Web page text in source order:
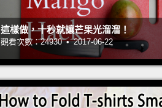
這樣做，十秒就讓芒果光溜溜！
觀看次數：24930 • 2017-06-22